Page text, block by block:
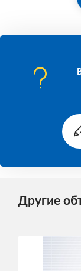
Другие